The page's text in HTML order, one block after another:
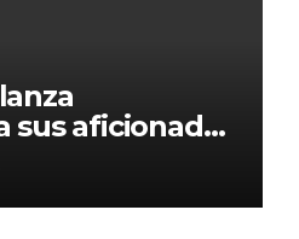
sus aficionados
vs
Mundial 2026